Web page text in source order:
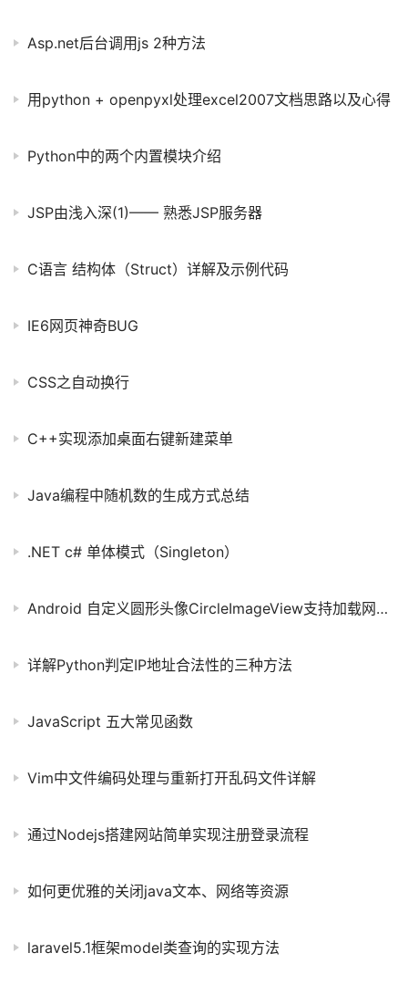
Asp.net后台调用js 2种方法
用python + openpyxl处理excel2007文档思路以及心得
Python中的两个内置模块介绍
JSP由浅入深(1)—— 熟悉JSP服务器
C语言 结构体（Struct）详解及示例代码
IE6网页神奇BUG
CSS之自动换行
C++实现添加桌面右键新建菜单
Java编程中随机数的生成方式总结
.NET c# 单体模式（Singleton）
Android 自定义圆形头像CircleImageView支持加载网络图片的实现代码
详解Python判定IP地址合法性的三种方法
JavaScript 五大常见函数
Vim中文件编码处理与重新打开乱码文件详解
通过Nodejs搭建网站简单实现注册登录流程
如何更优雅的关闭java文本、网络等资源
laravel5.1框架model类查询的实现方法